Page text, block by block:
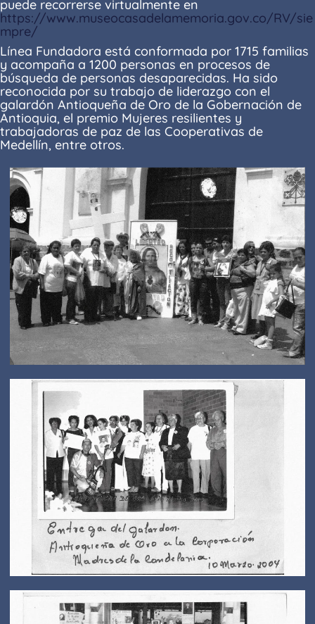
puede recorrerse virtualmente en
https://www.museocasadelamemoria.gov.co/RV/sie
mpre/
Línea Fundadora está conformada por 1715 familias
y acompaña a 1200 personas en procesos de
búsqueda de personas desaparecidas. Ha sido
reconocida por su trabajo de liderazgo con el
galardón Antioqueña de Oro de la Gobernación de
Antioquia, el premio Mujeres resilientes y
trabajadoras de paz de las Cooperativas de
Medellín, entre otros.